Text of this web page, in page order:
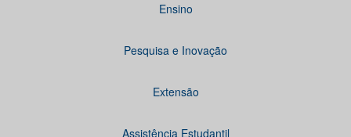
Ensino
Pesquisa e Inovação
Extensão
Assistência Estudantil